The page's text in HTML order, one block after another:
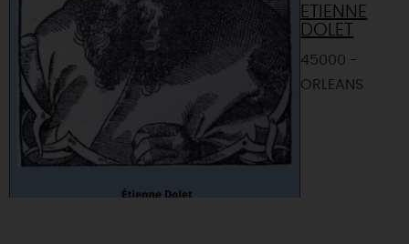
ETIENNE
DOLET
45000 -
ORLEANS